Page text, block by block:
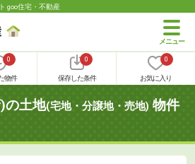
goo住宅・不動産
0
物件
0
保存した条件
0
お気に入り
の土地(宅地・分譲地・売地) 物件